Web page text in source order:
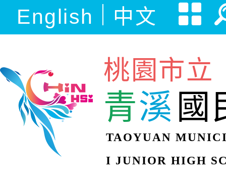
English 中文
桃園市立
青溪 國
TAOYUAN
I JUNIOR HIGH